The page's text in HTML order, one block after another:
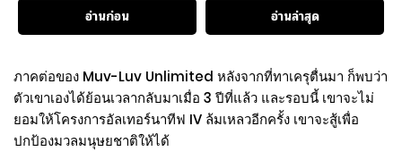
อ่านก่อน
อ่านล่าสุด
ภาคต่อของ Muv-Luv Unlimited หลังจากที่ทาเครุตื่นมา ก็พบว่า
ตัวเขาเองได้ย้อนเวลากลับมาเมื่อ 3 ปีที่แล้ว และรอบนี้ เขาจะไม่
ยอมให้โครงการอัลเทอร์นาทีฟ IV ล้มเหลวอีกครั้ง เขาจะสู้เพื่อ
ปกป้องมวลมนุษยชาติให้ได้